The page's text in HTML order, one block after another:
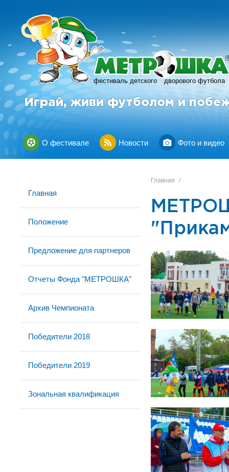
фестиваль детского дворового футбола
R
Играй, живи футболом и
О фестивале Новости Фото и видео
Главная
Положение
Предложение для партнеров
Отчеты Фонда "МЕТРОШКА"
Архив Чемпионата
Победители 2018
Победители 2019
Зональная квалификация
Главная /